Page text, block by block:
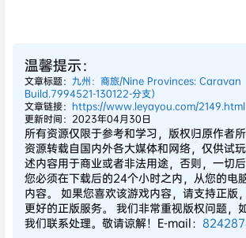
温馨提示：
文章标题： 九州：商旅/Nine Provinces: Caravan
Build.7994521-130122-分支）
文章链接： https://www.leyayou.com/2149.html
更新时间：2023年04月30日
所有资源仅限于参考和学习，版权归原作者
资源转载自国内外各大媒体和网络，仅供试
述内容用于商业或者非法用途，否则，一切后
您必须在下载后的24个小时之内，从您的电
内容。 如果您喜欢该游戏内容，请支持正版
更好的正版服务。 我们非常重视版权问题，
我们联系处理。敬请谅解！E-mail：